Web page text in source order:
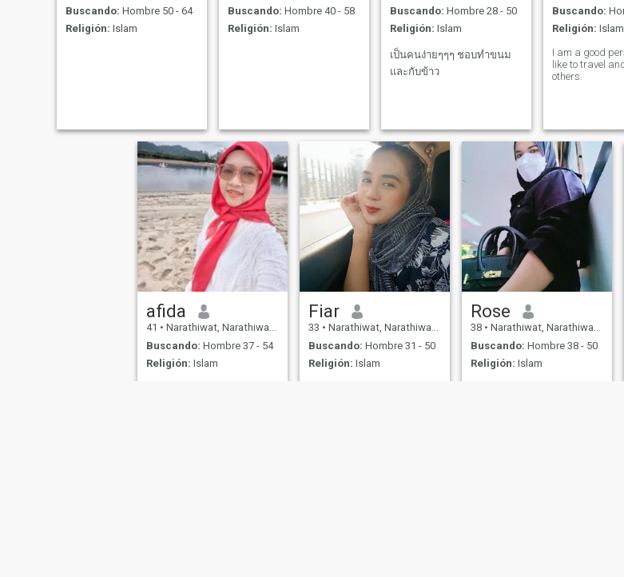
Buscando: Hombre 50 - 64
Religión: Islam
Buscando: Hombre 40 - 58
Religión: Islam
Buscando: Hombre 28 - 50
Religión: Islam
เป็นคนง่ายๆๆๆ ชอบทำขนม
และกับข้าว
Buscando:
Religión: Islam
I am a good person ,
like to travel and like to help
others.
afida
41 • Narathiwat, Narathiwat, Tailandia
Buscando: Hombre 37 - 54
Religión: Islam
Fiar
33 • Narathiwat, Narathiwat, Tailandia
Buscando: Hombre 31 - 50
Religión: Islam
Rose
38 • Narathiwat, Narathiwat, Tailandia
Buscando: Hombre 38 - 50
Religión: Islam